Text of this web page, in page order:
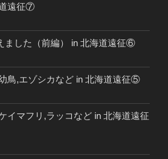
遠征⑦
ました（前編） in 北海道遠征⑥
鳥,エゾシカなど in 北海道遠征⑤
イマフリ,ラッコなど in 北海道遠征